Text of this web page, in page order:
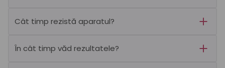
Cât timp rezistă aparatul?
În cât timp văd rezultatele?